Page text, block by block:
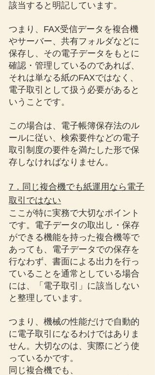
該当すると明記しています。
つまり、FAX受信データを複合機
やサーバー、共有フォルダなどに
保存し、その電子データをもとに
確認・管理しているのであれば、
それは単なる紙のFAXではなく、
電子取引として扱う必要があると
いうことです。
この場合は、電子帳簿保存法のル
ールに従い、検索要件などの電子
取引制度の要件を満たした形で保
存しなければなりません。
7．同じ複合機でも紙運用なら電子
取引ではない
ここが特に実務で大切なポイント
です。電子データの取出し・保存
ができる機能を持った複合機等で
あっても、電子データでの保存を
行なわず、書面による出力を行っ
ていることを通常としている場合
には、「電子取引」に該当しない
と整理しています。
つまり、機械の性能だけで自動的
に電子取引になるわけではありま
せん。大切なのは、実際にどう使
っているかです。
同じ複合機でも、